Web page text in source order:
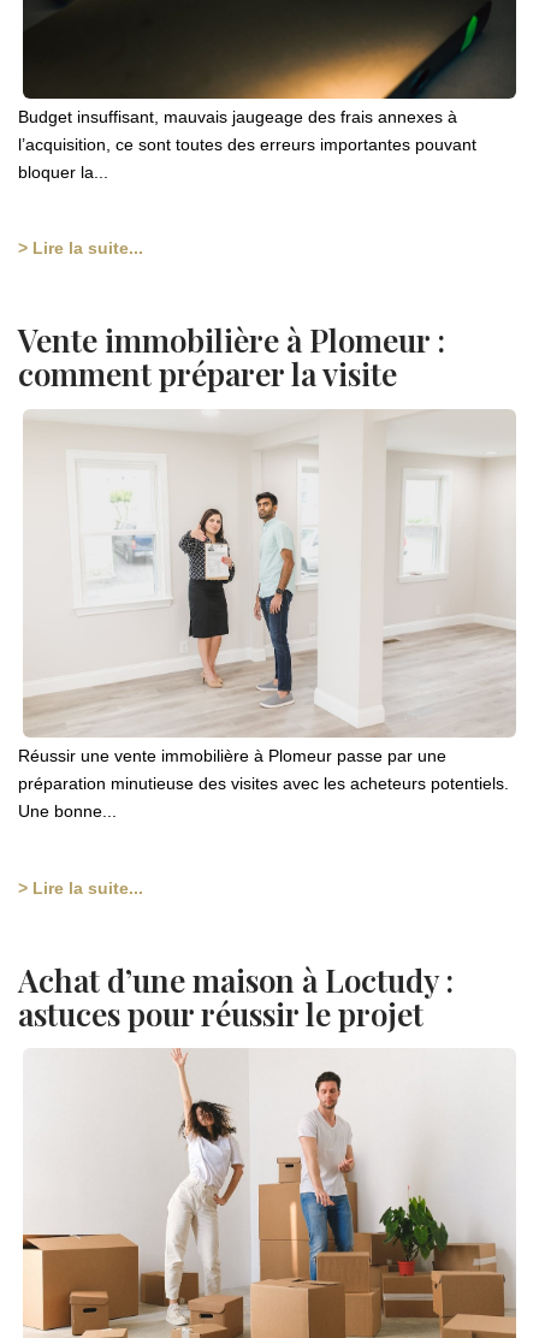
Budget insuffisant, mauvais jaugeage des frais annexes à
l’acquisition, ce sont toutes des erreurs importantes pouvant
bloquer la...
> Lire la suite...
Vente immobilière à Plomeur :
comment préparer la visite
Réussir une vente immobilière à Plomeur passe par une
préparation minutieuse des visites avec les acheteurs potentiels.
Une bonne...
> Lire la suite...
Achat d’une maison à Loctudy :
astuces pour réussir le projet